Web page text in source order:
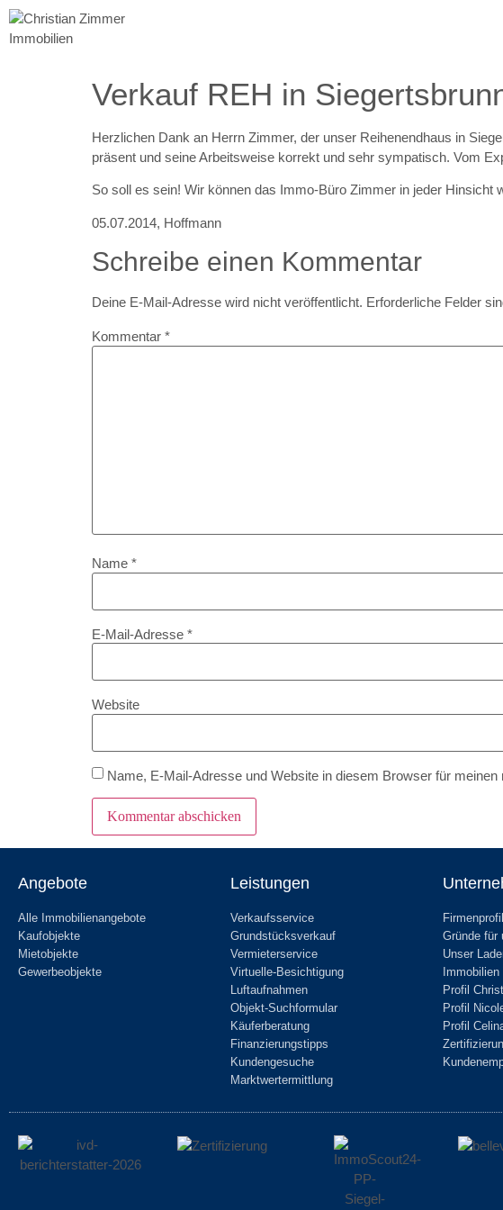
Verkauf REH in
Herzlichen Dank an Herrn Zimmer, der unser Reihenendhaus in
präsent und seine Arbeitsweise korrekt und sehr sympatisch. Vom
So soll es sein! Wir können das Immo-Büro Zimmer in jeder Hinsicht
05.07.2014, Hoffmann
Schreibe einen Kommentar
Deine E-Mail-Adresse wird nicht veröffentlicht. Erforderliche Felder
Kommentar *
Name *
E-Mail-Adresse *
Website
Name, E-Mail-Adresse und Website in diesem Browser für
Angebote
Alle Immobilienangebote
Kaufobjekte
Mietobjekte
Gewerbeobjekte
Leistungen
Verkaufsservice
Grundstücksverkauf
Vermieterservice
Virtuelle-Besichtigung
Luftaufnahmen
Objekt-Suchformular
Käuferberatung
Finanzierungstipps
Kundengesuche
Marktwertermittlung
Firmenprofil
Gründe für
Unser
Immobilien
Profil
Profil
Profil